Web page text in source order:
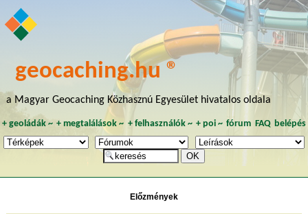
geocaching.hu ®
a Magyar Geocaching Közhasznú Egyesület hivatalos oldala
+ geoládák~ +megtalálások ~ + felhasználók~ + poi~ fórum FAQ belépés
Előzmények